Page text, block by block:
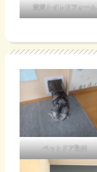
賃貸トイレリフォーム
ペットドア取付